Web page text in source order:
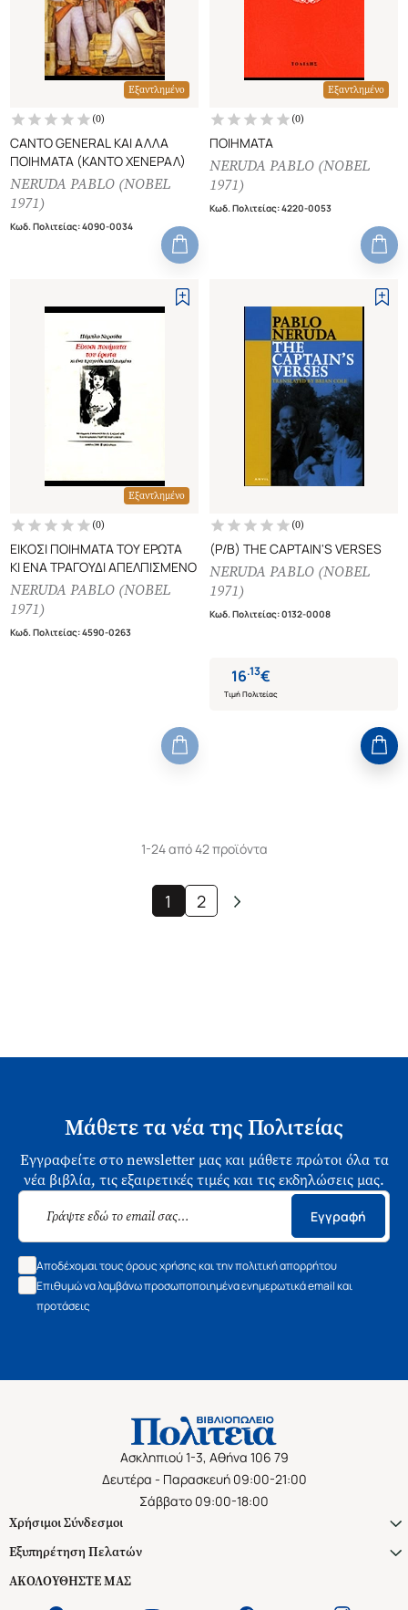
Εξαντλημένο
(0)
CANTO GENERAL ΚΑΙ ΑΛΛΑ
ΠΟΙΗΜΑΤΑ (ΚΑΝΤΟ ΧΕΝΕΡΑΛ)
NERUDA PABLO (NOBEL
1971)
Κωδ. Πολιτείας:4090-0034
Εξαντλημένο
(0)
ΠΟΙΗΜΑΤΑ
NERUDA PABLO (NOBEL
1971)
Κωδ. Πολιτείας:4220-0053
Εξαντλημένο
(0)
ΕΙΚΟΣΙ ΠΟΙΗΜΑΤΑ ΤΟΥ ΕΡΩΤΑ
ΚΙ ΕΝΑ ΤΡΑΓΟΥΔΙ ΑΠΕΛΠΙΣΜΕΝΟ
NERUDA PABLO (NOBEL
1971)
Κωδ. Πολιτείας:4590-0263
(0)
(P/B) THE CAPTAIN'S VERSES
NERUDA PABLO (NOBEL
1971)
Κωδ. Πολιτείας:0132-0008
16.13€
Τιμή Πολιτείας
1-24 από 42 προϊόντα
1 2
Μάθετε τα νέα της Πολιτείας
Εγγραφείτε στο newsletter μας και μάθετε πρώτοι όλα τα
νέα βιβλία, τις εξαιρετικές τιμές και τις εκδηλώσεις μας.
Εγγραφή
Αποδέχομαι τους όρους χρήσης και την πολιτική απορρήτου
Επιθυμώ να λαμβάνω προσωποποιημένα ενημερωτικά email και
προτάσεις
Ασκληπιού 1-3, Αθήνα 106 79
Δευτέρα - Παρασκευή 09:00-21:00
Σάββατο 09:00-18:00
Χρήσιμοι Σύνδεσμοι
Εξυπηρέτηση Πελατών
ΑΚΟΛΟΥΘΗΣΤΕ ΜΑΣ